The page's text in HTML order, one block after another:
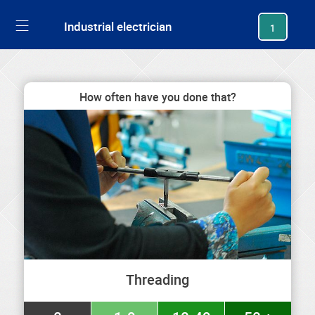
Industrial electrician 1
How often have you done that?
Threading